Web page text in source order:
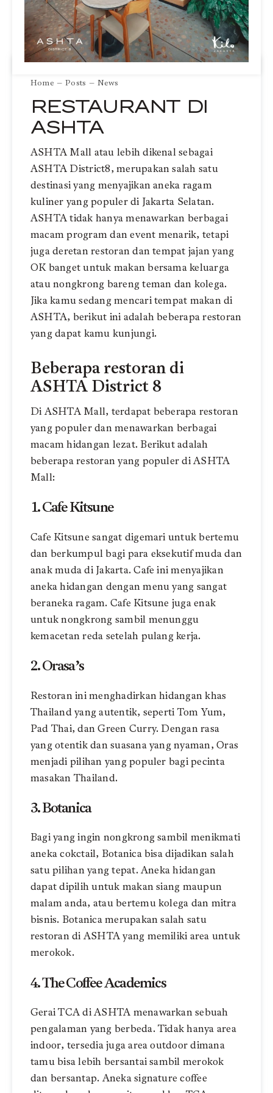
Home Posts News
RESTAURANT DI
ASHTA
ASHTA Mall atau lebih dikenal sebagai
ASHTA District8, merupakan salah satu
destinasi yang menyajikan aneka ragam
kuliner yang populer di Jakarta Selatan.
ASHTA tidak hanya menawarkan berbagai
macam program dan event menarik, tetapi
juga deretan restoran dan tempat jajan yang
OK banget untuk makan bersama keluarga
atau nongkrong bareng teman dan kolega.
Jika kamu sedang mencari tempat makan di
ASHTA, berikut ini adalah beberapa restoran
yang dapat kamu kunjungi.
Beberapa restoran di
ASHTA District 8
Di ASHTA Mall, terdapat beberapa restoran
yang populer dan menawarkan berbagai
macam hidangan lezat. Berikut adalah
beberapa restoran yang populer di ASHTA
Mall:
1.Cafe Kitsune
Cafe Kitsune sangat digemari untuk bertemu
dan berkumpul bagi para eksekutif muda dan
anak muda di Jakarta. Cafe ini menyajikan
aneka hidangan dengan menu yang sangat
beraneka ragam. Cafe Kitsune juga enak
untuk nongkrong sambil menunggu
kemacetan reda setelah pulang kerja.
2. Orasa’s
Restoran ini menghadirkan hidangan khas
Thailand yang autentik, seperti Tom Yum,
Pad Thai, dan Green Curry. Dengan rasa
yang otentik dan suasana yang nyaman, Oras
menjadi pilihan yang populer bagi pecinta
masakan Thailand.
3. Botanica
Bagi yang ingin nongkrong sambil menikmati
aneka cokctail, Botanica bisa dijadikan salah
satu pilihan yang tepat. Aneka hidangan
dapat dipilih untuk makan siang maupun
malam anda, atau bertemu kolega dan mitra
bisnis. Botanica merupakan salah satu
restoran di ASHTA yang memiliki area untuk
merokok.
4. The Coffee Academics
Gerai TCA di ASHTA menawarkan sebuah
pengalaman yang berbeda. Tidak hanya area
indoor, tersedia juga area outdoor dimana
tamu bisa lebih bersantai sambil merokok
dan bersantap. Aneka signature coffee